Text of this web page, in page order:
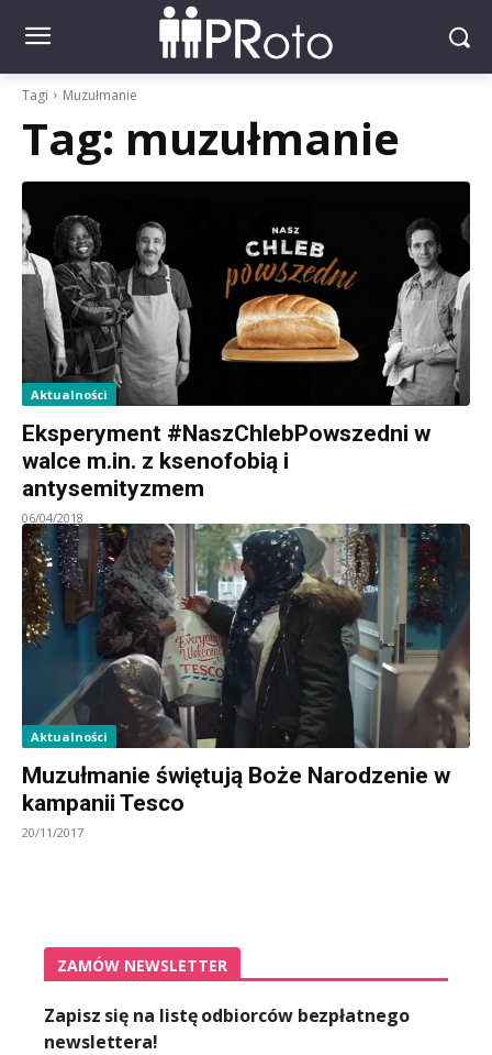
Tagi Muzułmanie
Tag: muzułmanie
Aktualności
Eksperyment #NaszChlebPowszedni w
walce m.in. z ksenofobią i
antysemityzmem
06/04/2018
Aktualności
Muzułmanie świętują Boże Narodzenie w
kampanii Tesco
20/11/2017
ZAMÓW NEWSLETTER
Zapisz się na listę odbiorców bezpłatnego
newslettera!